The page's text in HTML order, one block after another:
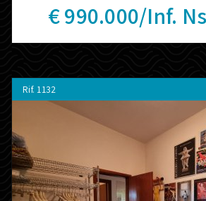
€ 990.000/Inf.
Rif. 1132